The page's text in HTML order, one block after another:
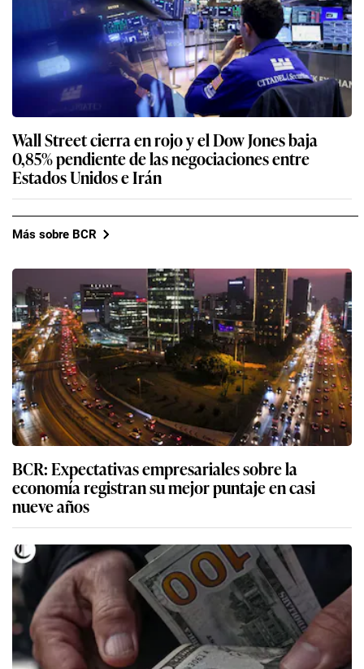
Wall Street cierra en rojo y el Dow Jones baja
0,85% pendiente de las negociaciones entre
Estados Unidos e Irán
Más sobre BCR
BCR: Expectativas empresariales sobre la
economía registran su mejor puntaje en casi
nueve años